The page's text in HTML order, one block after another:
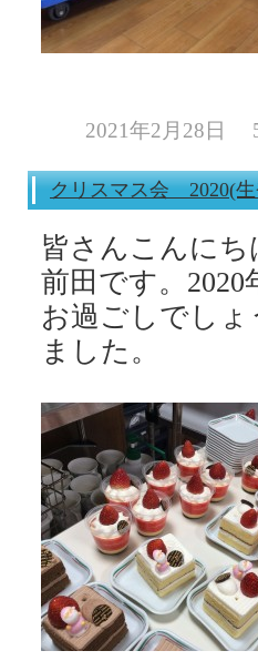
2021年2月28日
クリスマス会 2020(
皆さんこんに
前田です。
お過ごしでしょ
ました。